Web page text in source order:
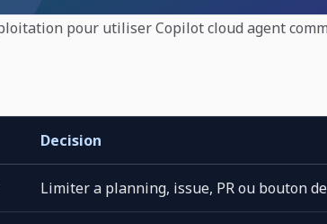
pour utiliser Copilot cloud agent
Decision
Limiter a planning, issue, PR ou bouton